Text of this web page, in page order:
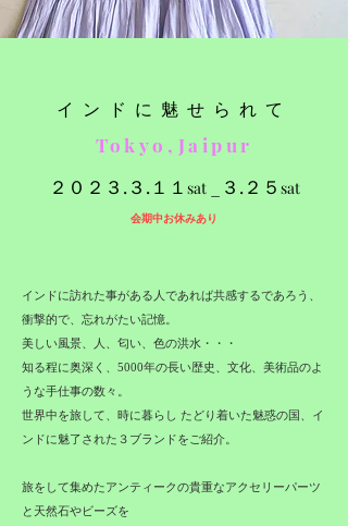
インドに魅せられて
Tokyo,Jaipur
２０２３.３.１１ sat _３.２５ sat
会期中​お休みあり
インドに訪れた事がある人であれば共感するであろう、
衝撃的で、忘れがたい記憶。
美しい風景、人、匂い、色の洪水・・・
知る程に奥深く、5000年の長い歴史、文化、美術品のよ
うな手仕事の数々。
世界中を旅して、時に暮らし たどり着いた魅惑の国、イ
ンドに魅了された３ブランドをご紹介。
旅をして集めたアンティークの貴重なアクセリーパーツ
と天然石やビーズを